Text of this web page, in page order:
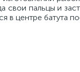
свои пальцы и
в центре батута